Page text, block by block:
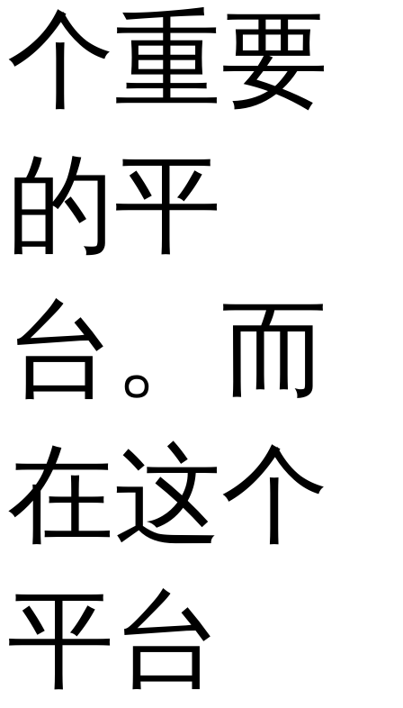
个重要
的平
台。而
在这个
平台